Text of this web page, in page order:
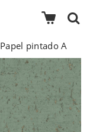
Papel pintado A